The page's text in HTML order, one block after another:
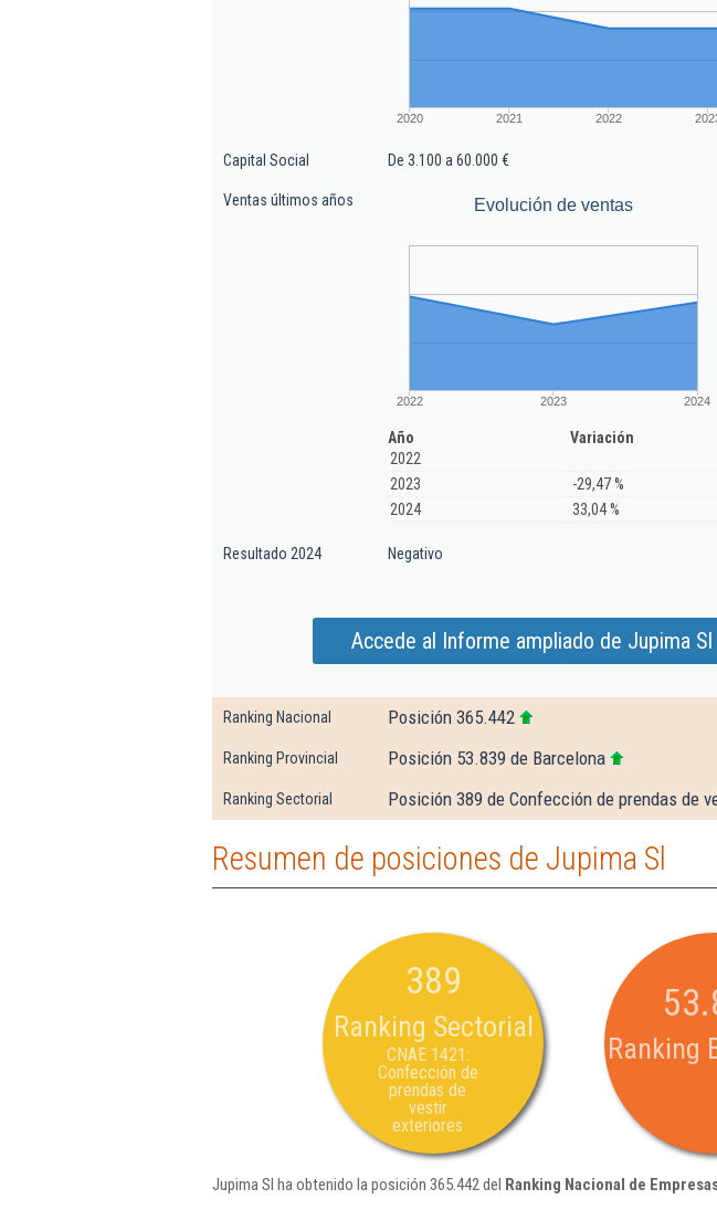
2020 2021 2022
Capital Social De 3.100 a 60.000 €
Ventas últimos años Evolución de ventas
2022 2023 2024
Año
Variación
2022
2023
-29,47 %
2024
33,04 %
Resultado 2024 Negativo
Accede al Informe ampliado de Jupima Sl
Ranking Nacional Posición 365.442
Ranking Provincial Posición 53.839 de Barcelona
Ranking Sectorial Posición 389 de Confección de prendas de
Resumen de posiciones de Jupima Sl
389
Ranking Sectorial
CNAE 1421:
Confección de
prendas de
vestir
exteriores
Ranking
Jupima Sl ha obtenido la posición 365.442 del Ranking Nacional de